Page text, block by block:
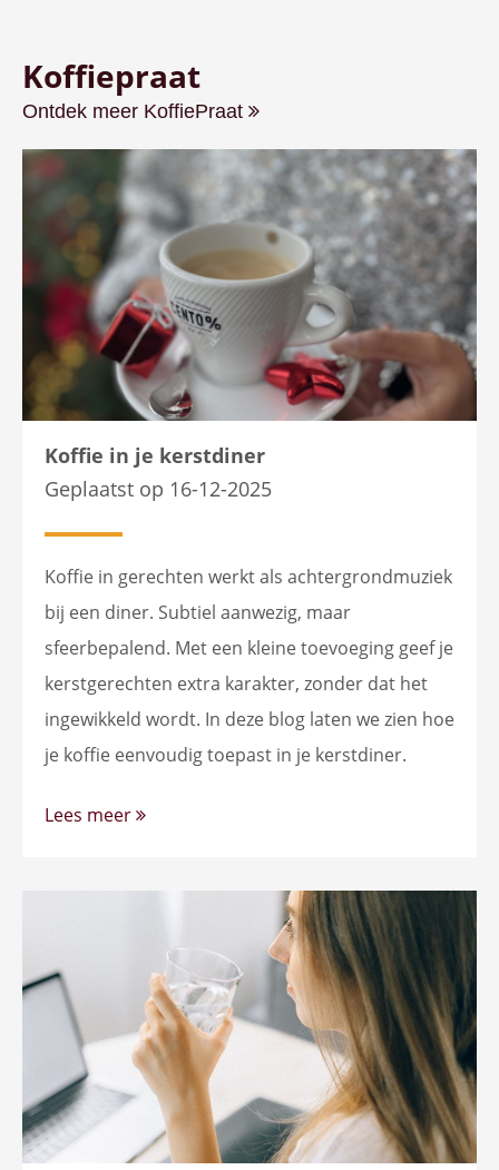
Koffiepraat
Ontdek meer KoffiePraat
Koffie in je kerstdiner
Geplaatst op 16-12-2025
Koffie in gerechten werkt als achtergrondmuziek
bij een diner. Subtiel aanwezig, maar
sfeerbepalend. Met een kleine toevoeging geef je
kerstgerechten extra karakter, zonder dat het
ingewikkeld wordt. In deze blog laten we zien hoe
je koffie eenvoudig toepast in je kerstdiner.
Lees meer